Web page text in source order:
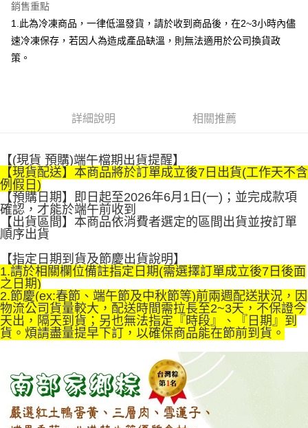
流程，驗證手機門號後，選擇欲分期的期數、繳款截止日，確認付款後即完
成交易。
4.訂單成立30分鐘內，如未前往確認交易或遇審核未通過，訂單將自動取
消。如遇「轉專審核」未通過狀況，表示未達大哥付你分期系統評分，恕無
2.透過簡訊連結打開帳單後，可選擇「超商條碼／台灣大直營門市／銀行轉
【注意事項】
1.本服務係由「台灣大哥大股份有限公司」（以下簡稱本公司）所提供，讓
用戶於交易時，得透過本服務購買商品或服務，並由商店將買賣／分期付款
買賣價金債權讓與本公司後，依約使用本公司帳單繳交帳款。
2.基於同意付款使用「大哥付你分期」之契約關係目的，商店將以您的個人
資料（包含姓名、電話或地址）提供予台灣大哥大進項蒐集、處理及利用，
由本公司與您本人進行分期帳單所需資料之確認、核對及更正。
【關於「AFTEE先享後付」】
AFTEE先享後付是「在收到商品之後才付款」的支付方式。 讓您購物簡單
便利好安心！
１．簡單：不需註冊會員、不需綁卡、不需儲值。
２．便利：只要手機號碼，簡訊認證，即可結帳。
１．於結帳方式選擇「AFTEE先享後付」後，將跳轉至「AFTEE先享後付」
結帳頁面，進行簡訊認證並確認金額後，即可完成結帳。
ATM／網路銀行／等多元方式進行付款，方視為交易完成。
※ 請注意：結帳手續完成當下不需立刻繳費，但若您需要取消訂單，請聯絡
購買商品的店家。未經商家同意取消之訂單仍視為有效，需透過AFTEE先享
後付繳納相關費用。
※ 交易是否成功請以「AFTEE先享後付 」之結帳頁面顯示為準，若有關於
是否繳費成功／繳費後需取消欲退款等相關疑問，請聯繫「AFTEE先享後付
客戶支援中心」
【注意事項】
１．透過由恩沛科技股份有限公司提供之「AFTEE先享後付」服務完成之交
易，需依本服務之必要範圍內提供個人資料，並將交易相關給付款項請求債
權轉讓予恩沛科技股份有限公司。
２．關於個人資料處理事宜，請瀏覽以下網址：
https://aftee.tw/terms/#terms3
３．未成年的使用者請事先徵得法定代理人或監護人之同意方可使用
４．使用「AFTEE先享後付」時，將依據個別帳號之用戶狀況，依本公司即
時審查核予不同之上限額度；若仍有額度不足之情形，本公司將視審查結果
請求用戶進行身份認證。
５．嚴禁一人註冊多個帳號或使用他人資訊註冊。若發現惡意使用之情形，
恩沛科技股份有限公司將有權停止該用戶之使用額度並採取法律行動。
ATM付款
運送方式
銷售重點
1.此為冷凍商品，一律低溫發貨，請於收到商品後，在2~3小時內儘
速冷凍保存，若因人為造成產品缺溫，則無法適用於公司換貨政
策。
詳細說明 相關推薦
【(現貨 預購)端午檔期出貨提醒】
【現貨配送】本商品將於訂單成立後7日出貨(工作天不含
例假日)
【預購日期】即日起至2026年6月1日(一)；並完成款項
確認，才能於端午前收到
【出貨區間】本商品依消費者選定的區間出貨並按訂單
順序出貨
【指定日期到貨及節慶出貨說明】
1.請於相關欄位備註指定日期(需選擇訂單成立後7日後面
之日期)
2.節慶(ex:春節、端午節及中秋節等)前兩週配送狀況，因
物流公司貨量較大，配送時間需拉長至2~3天，不保證今
天出，隔天到貨；另也無法指定『時段』、『日期』到
貨。煩請盡量提早下訂，以確保商品能在節前到貨。